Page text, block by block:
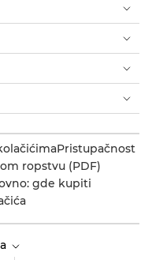
Pristupačnost
ropstvu (PDF)
gde kupiti